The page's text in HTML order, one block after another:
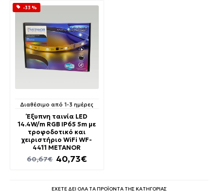
-33 %
Διαθέσιμο από 1-3 ημέρες
Έξυπνη ταινία LED
14.4W/m RGB IP65 5m με
τροφοδοτικό και
χειριστήριο WiFi WF-
4411 METANOR
40,73€
60,67€
ΕΧΕΤΕ ΔΕΙ ΟΛΑ ΤΑ ΠΡΟΪΟΝΤΑ ΤΗΣ ΚΑΤΗΓΟΡΙΑΣ